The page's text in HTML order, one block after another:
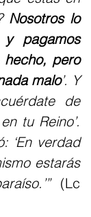
Nosotros lo
y pagamos
pero
malo’. Y
de
tu Reino’.
‘En verdad
estarás
(Lc